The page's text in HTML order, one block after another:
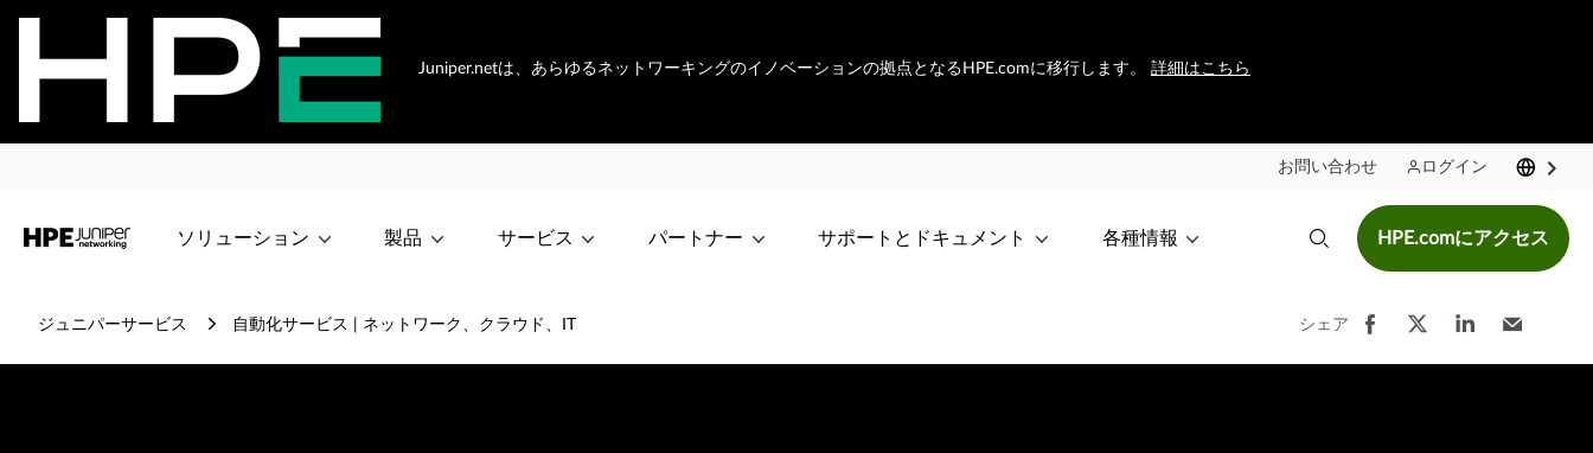
Juniper.netは、あらゆるネットワーキングのイノベーションの拠点となるHPE.comに移行します。 詳細はこちら
お問い合わせ ログイン
ソリューション 製品 サービス パートナー サポートとドキュメント 各種情報 HPE.comにアクセス
ジュニパーサービス 自動化サービス | ネットワーク、クラウド、IT シェア